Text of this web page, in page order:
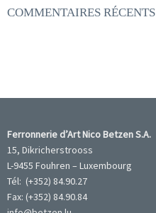
COMMENTAIRES RÉCENTS
Ferronnerie d’Art Nico Betzen S.A.
15, Dikricherstrooss
L-9455 Fouhren – Luxembourg
Tél: (+352) 84.90.27
Fax: (+352) 84.90.84